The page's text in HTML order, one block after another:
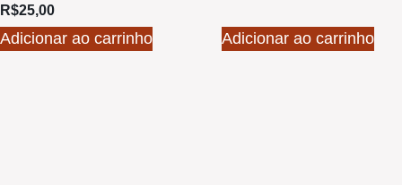
R$25,00
Adicionar ao carrinho Adicionar ao carrinho